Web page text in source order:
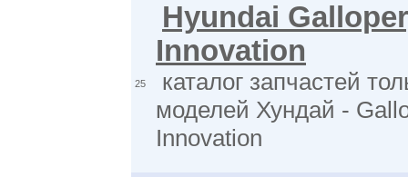
25
Hyundai
Innovation
каталог запчастей
моделей Хундай -
Innovation